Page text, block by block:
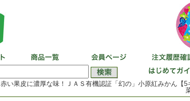
赤い果皮に濃厚な味！ＪＡＳ有機認証「幻の」小原紅みかん【